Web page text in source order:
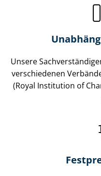
Unsere
verschiedenen
(Royal Institution of